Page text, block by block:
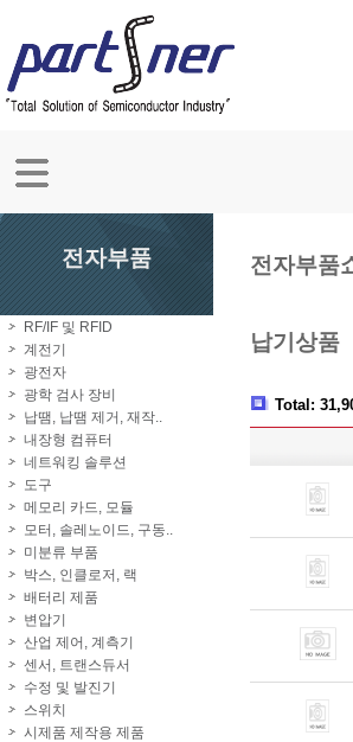
전자부품
RF/IF 및 RFID
계전기
광전자
광학 검사 장비
납땜, 납땜 제거, 재작..
내장형 컴퓨터
네트워킹 솔루션
도구
메모리 카드, 모듈
모터, 솔레노이드, 구동..
미분류 부품
박스, 인클로저, 랙
배터리 제품
변압기
산업 제어, 계측기
센서, 트랜스듀서
수정 및 발진기
스위치
시제품 제작용 제품
전자부품
납기상품
Total: